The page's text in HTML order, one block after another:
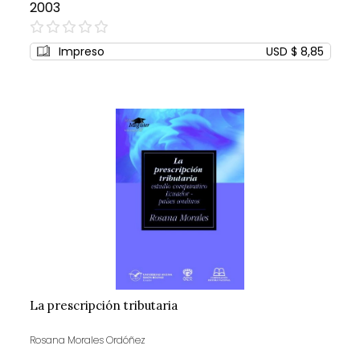
2003
0%
Impreso USD $ 8,85
La prescripción tributaria
Rosana Morales Ordóñez